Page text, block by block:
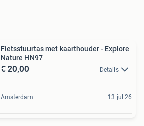
Fietsstuurtas met kaarthouder - Explore
Nature HN97
€ 20,00 Details
Amsterdam 13 jul 26